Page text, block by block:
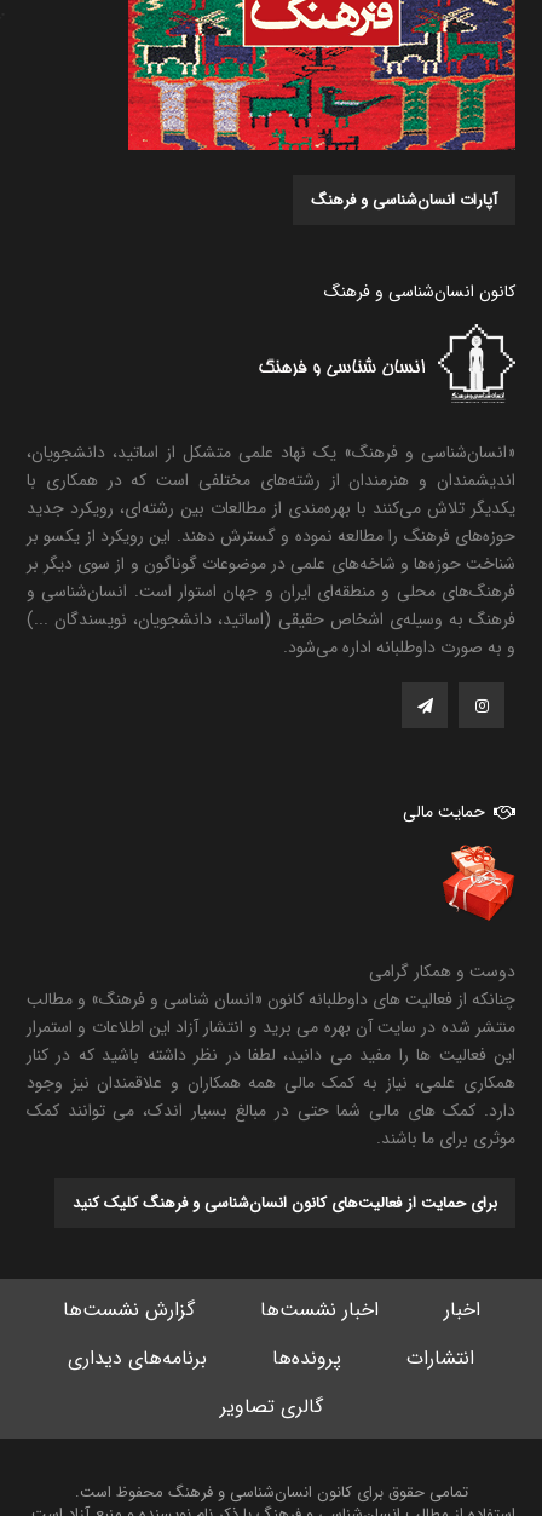
آپارات انسان‌شناسی و فرهنگ
کانون انسان‌شناسی و فرهنگ
«انسان‌شناسی و فرهنگ» یک نهاد علمی متشکل از اساتید، دانشجویان،
اندیشمندان و هنرمندان از رشته‌های مختلفی است که در همکاری با
یکدیگر تلاش می‌کنند با بهره‌مندی از مطالعات بین رشته‌ای، رویکرد جدید
حوزه‌های فرهنگ را مطالعه نموده و گسترش دهند. این رویکرد از یکسو بر
شناخت حوزه‌ها و شاخه‌های علمی در موضوعات گوناگون و از سوی دیگر بر
فرهنگ‌های محلی و منطقه‌ای ایران و جهان استوار است. انسان‌شناسی و
فرهنگ به وسیله‌ی اشخاص حقیقی (اساتید، دانشجویان، نویسندگان ...)
و به صورت داوطلبانه اداره می‌شود.
حمایت مالی
دوست و همکار گرامی
چنانکه از فعالیت های داوطلبانه کانون «انسان شناسی و فرهنگ» و مطالب
منتشر شده در سایت آن بهره می برید و انتشار آزاد این اطلاعات و استمرار
این فعالیت ها را مفید می دانید، لطفا در نظر داشته باشید که در کنار
همکاری علمی، نیاز به کمک مالی همه همکاران و علاقمندان نیز وجود
دارد. کمک های مالی شما حتی در مبالغ بسیار اندک، می توانند کمک
موثری برای ما باشند.
برای حمایت از فعالیت‌های کانون انسان‌شناسی و فرهنگ کلیک کنید
اخبار اخبار نشست‌ها
گزارش نشست‌ها
انتشارات
پرونده‌ها
برنامه‌های دیداری
گالری تصاویر
تمامی حقوق برای کانون انسان‌شناسی و فرهنگ محفوظ است.